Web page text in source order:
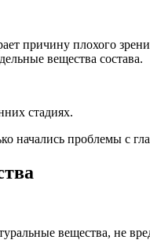
причину плохого
вещества состава.
стадиях.
начались проблемы с
вещества, не